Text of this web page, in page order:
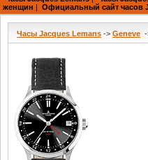
женщин | Официальный сайт часов
Часы Jacques Lemans ->Geneve